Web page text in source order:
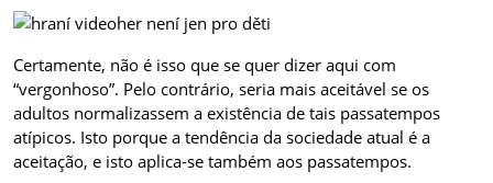
Certamente, não é isso que se quer dizer aqui com
“vergonhoso”. Pelo contrário, seria mais aceitável se os
adultos normalizassem a existência de tais passatempos
atípicos. Isto porque a tendência da sociedade atual é a
aceitação, e isto aplica-se também aos passatempos.